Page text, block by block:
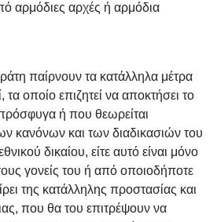
αρμόδιες αρχές ή αρμόδια
παίρνουν τα κατάλληλα μέτρα
τα οποίο επιζητεί να αποκτήσει το
ή που θεωρείται
κανόνων και των διαδικασιών του
δικαίου, είτε αυτό είναι μόνο
γονείς του ή από οποιοδήποτε
της κατάλληλης προστασίας και
που θα του επιτρέψουν να